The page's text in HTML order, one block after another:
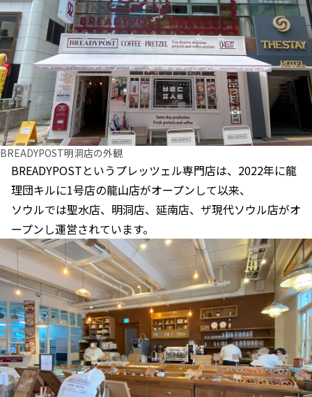
BREADYPOST明洞店の外観
BREADYPOSTというプレッツェル専門店は、2022年に龍
理団キルに1号店の龍山店がオープンして以来、
ソウルでは聖水店、明洞店、延南店、ザ現代ソウル店がオ
ープンし運営されています。